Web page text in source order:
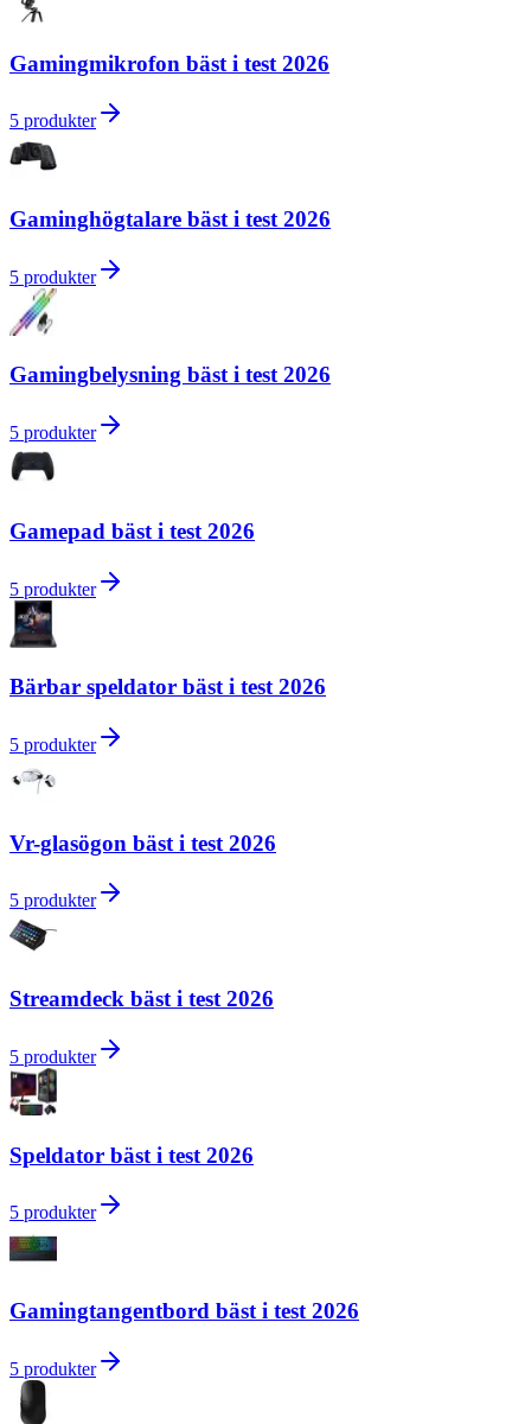
Gamingmikrofon bäst i test 2026
5 produkter
Gaminghögtalare bäst i test 2026
5 produkter
Gamingbelysning bäst i test 2026
5 produkter
Gamepad bäst i test 2026
5 produkter
Bärbar speldator bäst i test 2026
5 produkter
Vr-glasögon bäst i test 2026
5 produkter
Streamdeck bäst i test 2026
5 produkter
Speldator bäst i test 2026
5 produkter
Gamingtangentbord bäst i test 2026
5 produkter